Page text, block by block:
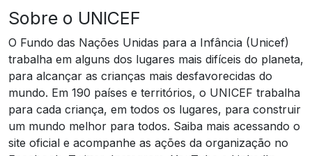
Sobre o UNICEF
O Fundo das Nações Unidas para a Infância (Unicef)
trabalha em alguns dos lugares mais difíceis do planeta,
para alcançar as crianças mais desfavorecidas do
mundo. Em 190 países e territórios, o UNICEF trabalha
para cada criança, em todos os lugares, para construir
um mundo melhor para todos. Saiba mais acessando o
site oficial e acompanhe as ações da organização no